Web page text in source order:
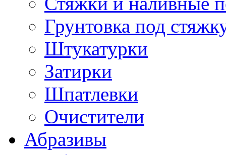
Грунтовка под
Штукатурки
Затирки
Шпатлевки
Очистители
Абразивы